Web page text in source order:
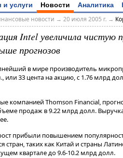
и услуги Новости Аналитика
новости → 20 июля 2005 г. →
Intel увеличила чистую
прогнозов
в мире производитель
или 33 цента на акцию, с 1.76 млрд
компанией Thomson Financial,
продаж в 9.22 млрд долл.
прибыли повышением
стран, таких как Китай и страны
квартале до 9.6-10.2 млрд долл.